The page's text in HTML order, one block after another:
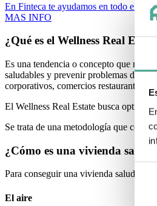
En Finteca te ayudamos en todo el
MAS INFO
¿Qué es el Wellness Real
Es una tendencia o concepto que
saludables y prevenir problemas de
corporativos, comercios restaurantes,
El Wellness Real Estate busca
Se trata de una metodología que
¿Cómo es una vivienda
Para conseguir una vivienda saludable
El aire